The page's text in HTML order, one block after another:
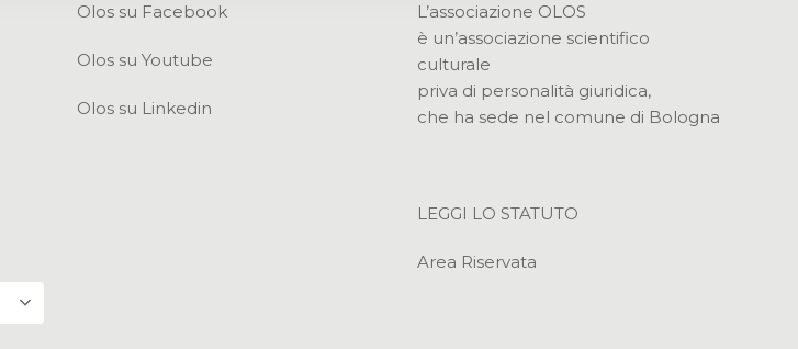
Olos su Facebook
Olos su Youtube
Olos su Linkedin
L’associazione OLOS
è un’associazione scientifico
culturale
priva di personalità giuridica,
che ha sede nel comune di Bologna
LEGGI LO STATUTO
Area Riservata